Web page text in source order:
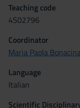
Teaching code
4S02796
Coordinator
Maria Paola
Language
Italian
Scientific